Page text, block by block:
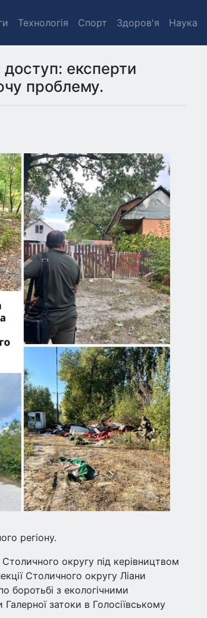
Технологія Спорт Здоров'я Наука
експерти
проблему.
регіону.
Столичного округу під керівництвом
Столичного округу Ліани
боротьбі з екологічними
затоки в Голосіївському